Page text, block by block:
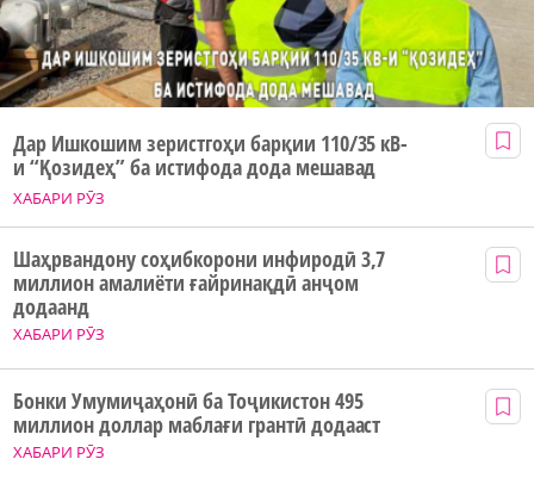
ХАБАРИ РӮЗ
Дар Ишкошим зеристгоҳи барқии 110/35 кВ-
и “Қозидеҳ” ба истифода дода мешавад
ХАБАРИ РӮЗ
Шаҳрвандону соҳибкорони инфиродӣ 3,7
миллион амалиёти ғайринақдӣ анҷом
додаанд
ХАБАРИ РӮЗ
Бонки Умумиҷаҳонӣ ба Тоҷикистон 495
миллион доллар маблағи грантӣ додааст